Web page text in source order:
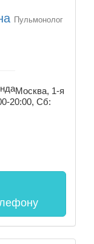
Пульмонолог
Москва, 1-я
20:00, Сб: